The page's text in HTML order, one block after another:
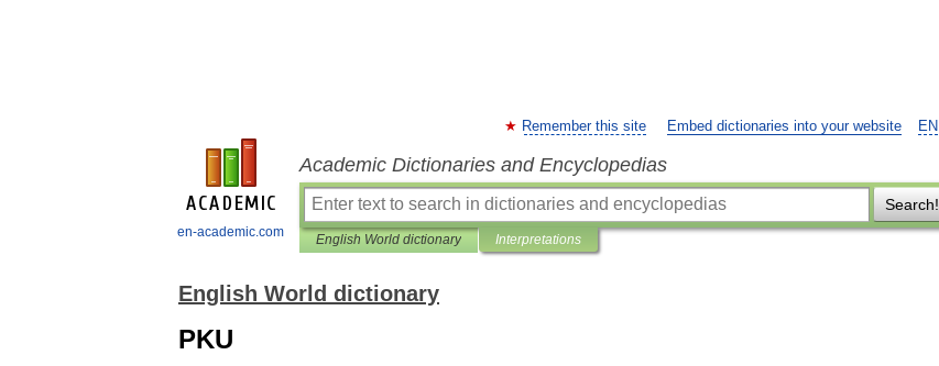
en-academic.com
EN
Remember this site Embed dictionaries into your website
Academic Dictionaries and Encyclopedias
Search!
English World dictionary Interpretations
English World dictionary
PKU